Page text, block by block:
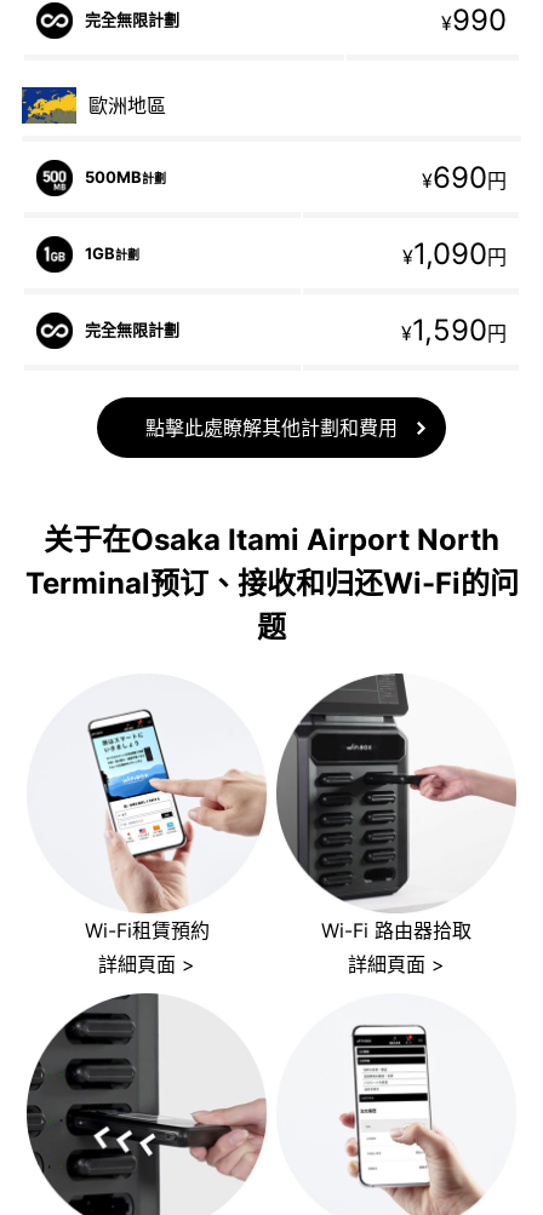
完全無限計劃 ¥990
歐洲地區
500MB計劃 ¥690円
1GB計劃 ¥1,090円
完全無限計劃 ¥1,590円
點擊此處瞭解其他計劃和費用
关于在Osaka Itami Airport North
Terminal预订、接收和归还Wi-Fi的问
题
Wi-Fi租賃預約
詳細頁面 >
Wi-Fi 路由器拾取
詳細頁面 >